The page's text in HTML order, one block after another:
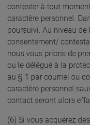
contester à tout
caractère personnel.
poursuivi. Au niveau
consentement/
nous vous prions de
ou le délégué à la
au § 1 par courriel ou
caractère personnel
contact seront alors
(6) Si vous acquérez